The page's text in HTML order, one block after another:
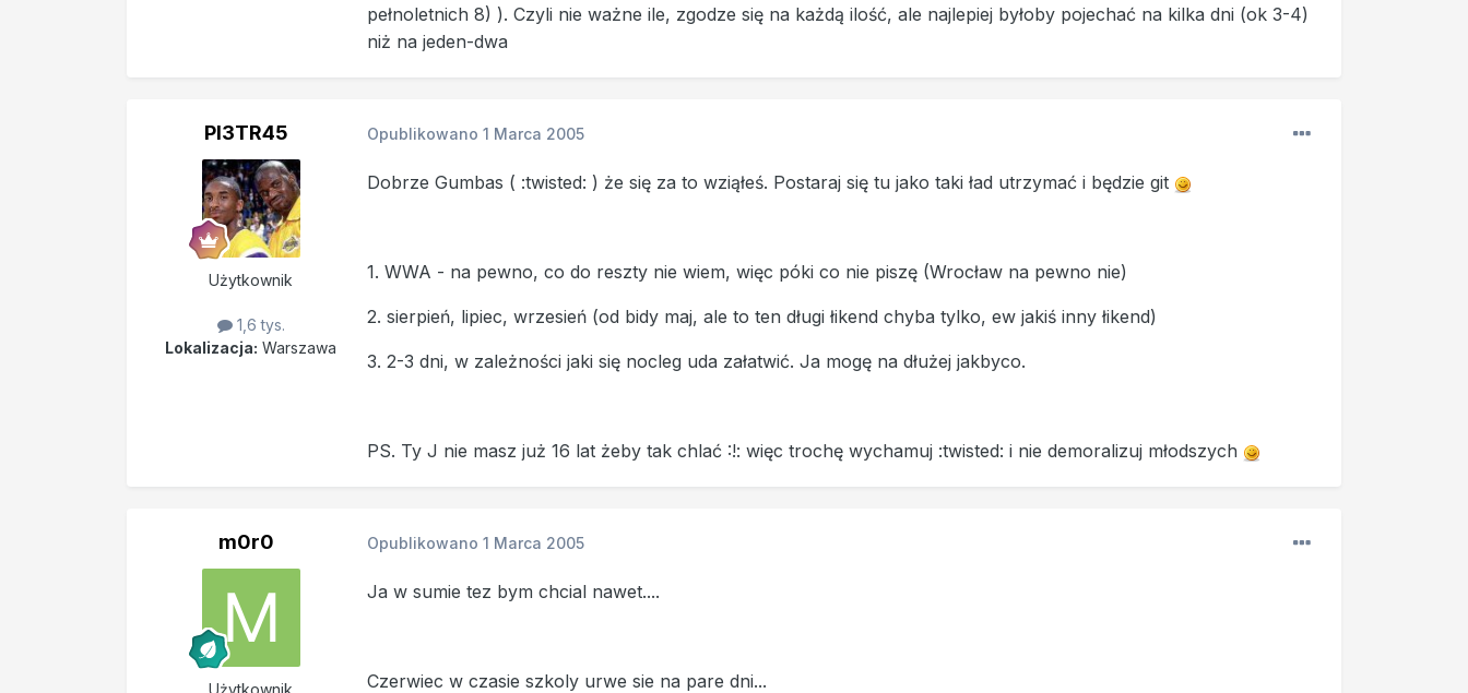
pełnoletnich 8) ). Czyli nie ważne ile, zgodze się na każdą ilość, ale najlepiej byłoby pojechać na kilka dni (ok 3-4)
niż na jeden-dwa
PI3TR45
Użytkownik
1,6 tys.
Lokalizacja: Warszawa
Opublikowano 1 Marca 2005
Dobrze Gumbas ( :twisted: ) że się za to wziąłeś. Postaraj się tu jako taki ład utrzymać i będzie git
1. WWA - na pewno, co do reszty nie wiem, więc póki co nie piszę (Wrocław na pewno nie)
2. sierpień, lipiec, wrzesień (od bidy maj, ale to ten długi łikend chyba tylko, ew jakiś inny łikend)
3. 2-3 dni, w zależności jaki się nocleg uda załatwić. Ja mogę na dłużej jakbyco.
PS. Ty J nie masz już 16 lat żeby tak chlać :!: więc trochę wychamuj :twisted: i nie demoralizuj młodszych
m0r0
Użytkownik
Opublikowano 1 Marca 2005
Ja w sumie tez bym chcial nawet....
Czerwiec w czasie szkoly urwe sie na pare dni...